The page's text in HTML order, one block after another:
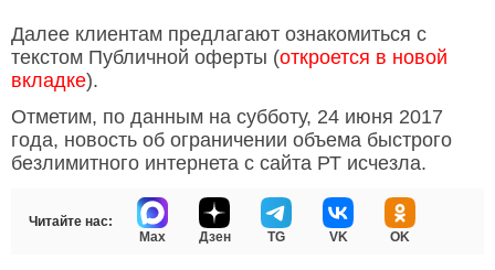
Далее клиентам предлагают ознакомиться с
текстом Публичной оферты (откроется в новой
вкладке).
Отметим, по данным на субботу, 24 июня 2017
года, новость об ограничении объема быстрого
безлимитного интернета с сайта РТ исчезла.
Читайте нас:
Max
Дзен TG VK OK